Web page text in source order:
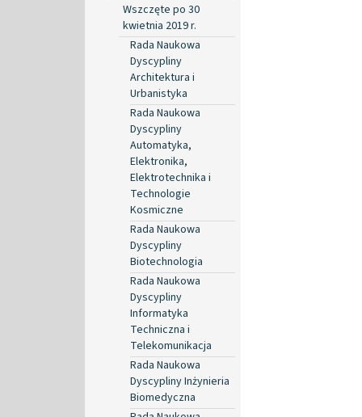
Wszczęte po 30
kwietnia 2019 r.
Rada Naukowa
Dyscypliny
Architektura i
Urbanistyka
Rada Naukowa
Dyscypliny
Automatyka,
Elektronika,
Elektrotechnika i
Technologie
Kosmiczne
Rada Naukowa
Dyscypliny
Biotechnologia
Rada Naukowa
Dyscypliny
Informatyka
Techniczna i
Telekomunikacja
Rada Naukowa
Dyscypliny Inżynieria
Biomedyczna